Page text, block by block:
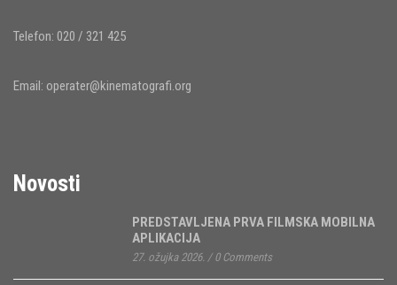
Telefon: 020 / 321 425
Email: operater@kinematografi.org
Novosti
PREDSTAVLJENA PRVA FILMSKA MOBILNA
APLIKACIJA
27. ožujka 2026. / 0 Comments